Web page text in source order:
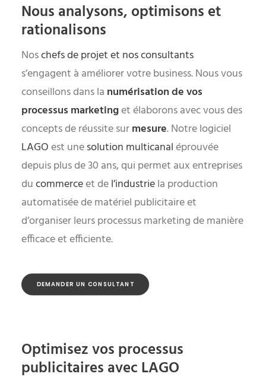
Nous analysons, optimisons et
rationalisons
Noschefs de projet et nos consultants
s’engagent à améliorer votre business. Nous vous
conseillons dans la numérisation de vos
processus marketinget élaborons avec vous des
concepts de réussite surmesure. Notre logiciel
LAGOest unesolution multicanaléprouvée
depuis plus de 30 ans, qui permet aux entreprises
ducommerceet del’industriela production
automatisée de matériel publicitaire et
d’organiser leurs processus marketing de manière
efficace et efficiente.
DEMANDER UN CONSULTANT
Optimisez vos processus
publicitaires avec LAGO